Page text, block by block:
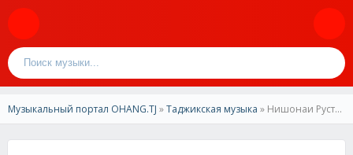
Музыкальный портал OHANG.TJ »Таджикская музыка » Нишонаи Рустам-Попури